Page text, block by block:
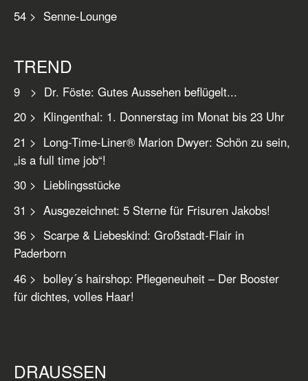
54 > Senne-Lounge
TREND
9 > Dr. Föste: Gutes Aussehen beflügelt...
20 > Klingenthal: 1. Donnerstag im Monat bis 23 Uhr
21 > Long-Time-Liner® Marion Dwyer: Schön zu sein,
„is a full time job“!
30 > Lieblingsstücke
31 > Ausgezeichnet: 5 Sterne für Frisuren Jakobs!
36 > Scarpe & Liebeskind: Großstadt-Flair in
Paderborn
46 > bolley´s hairshop: Pflegeneuheit – Der Booster
für dichtes, volles Haar!
DRAUSSEN